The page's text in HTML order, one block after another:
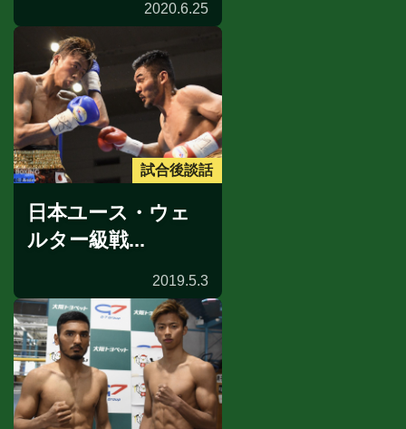
2020.6.25
試合後談話
日本ユース・ウェ
ルター級戦...
2019.5.3